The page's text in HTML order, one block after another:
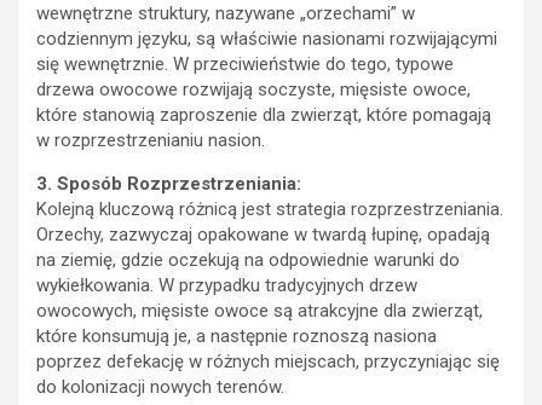
codziennym języku, są właściwie nasionami rozwijającymi
się wewnętrznie. W przeciwieństwie do tego, typowe
drzewa owocowe rozwijają soczyste, mięsiste owoce,
które stanowią zaproszenie dla zwierząt, które pomagają
w rozprzestrzenianiu nasion.
3. Sposób Rozprzestrzeniania:
Kolejną kluczową różnicą jest strategia rozprzestrzeniania.
Orzechy, zazwyczaj opakowane w twardą łupinę, opadają
na ziemię, gdzie oczekują na odpowiednie warunki do
wykiełkowania. W przypadku tradycyjnych drzew
owocowych, mięsiste owoce są atrakcyjne dla zwierząt,
które konsumują je, a następnie roznoszą nasiona
poprzez defekację w różnych miejscach, przyczyniając się
do kolonizacji nowych terenów.